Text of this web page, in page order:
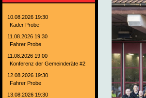
10.08.2026 19:30
Kader Probe
11.08.2026 19:30
Fahrer Probe
11.08.2026 19:00
Konferenz der Gemeinderäte #2
12.08.2026 19:30
Fahrer Probe
13.08.2026 19:30